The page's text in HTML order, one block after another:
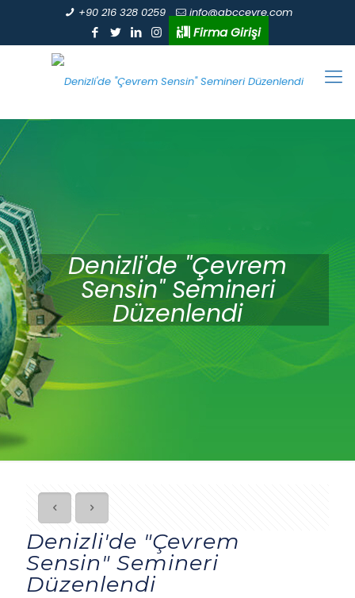
+90 216 328 0259 info@abccevre.com
Firma Girişi
Denizli'de "Çevrem
Sensin" Semineri
Düzenlendi
Denizli'de "Çevrem
Sensin" Semineri
Düzenlendi